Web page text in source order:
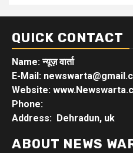
QUICK CONTACT
Name: न्यूज़ वार्ता
E-Mail:
Website:
Phone:
Address: Dehradun, uk
ABOUT NEWS